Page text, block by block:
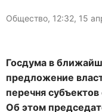
Общество, 12:32, 15
Госдума в
предложение
перечня
Об этом